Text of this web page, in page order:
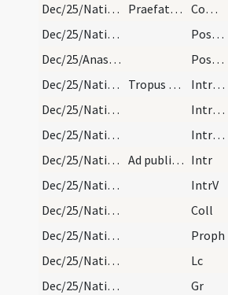
Dec/25/Nativitas/M2/Mass Propers
Praefatio Quia per incarnati Verbi. Communicantes… Comm
Dec/25/Nativitas/M2/Mass Propers
Postcomm
Dec/25/Anastasia/M2/Mass Propers
Postcomm
Dec/25/Nativitas/M3/Mass Propers/1
Tropus ad missam publicam ... V. Quis est iste V.… IntrTrop
Dec/25/Nativitas/M3/Mass Propers/2
IntrTrop
Dec/25/Nativitas/M3/Mass Propers/3
IntrTrop
Dec/25/Nativitas/M3/Mass Propers
Ad publicam missam Intr
Dec/25/Nativitas/M3/Mass Propers
IntrV
Dec/25/Nativitas/M3/Mass Propers
Coll
Dec/25/Nativitas/M3/Mass Propers
Proph
Dec/25/Nativitas/M3/Mass Propers
Lc
Dec/25/Nativitas/M3/Mass Propers
Gr